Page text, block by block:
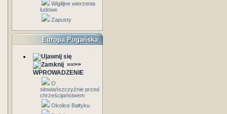
Wigilijne wierzenia
ludowe
Zapusty
Europa Pogańska
==>>
WPROWADZENIE
O
słowiańszczyźnie przed
chrześcijaństwem
Okolice Bałtyku